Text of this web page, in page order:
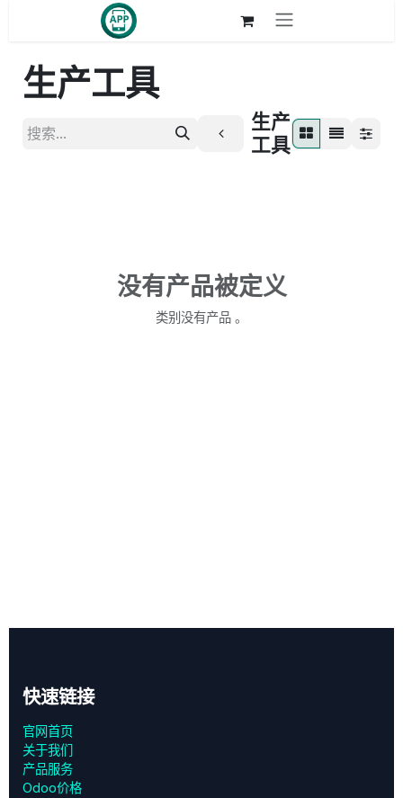
生产工具
生产
工具
没有产品被定义
类别没有产品 。
快速链接
官网首页
关于我们
产品服务
Odoo价格